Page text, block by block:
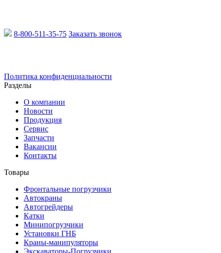
8-800-511-35-75 Заказать звонок
Политика конфиденциальности
Разделы
О компании
Новости
Продукция
Сервис
Запчасти
Вакансии
Контакты
Товары
Фронтальные погрузчики
Автокраны
Автогрейдеры
Катки
Минипогрузчики
Установки ГНБ
Краны-манипуляторы
Экскаваторы-Погрузчики